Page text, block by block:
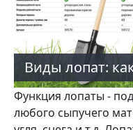
Виды лопат:
Функция лопаты -
любого сыпучего